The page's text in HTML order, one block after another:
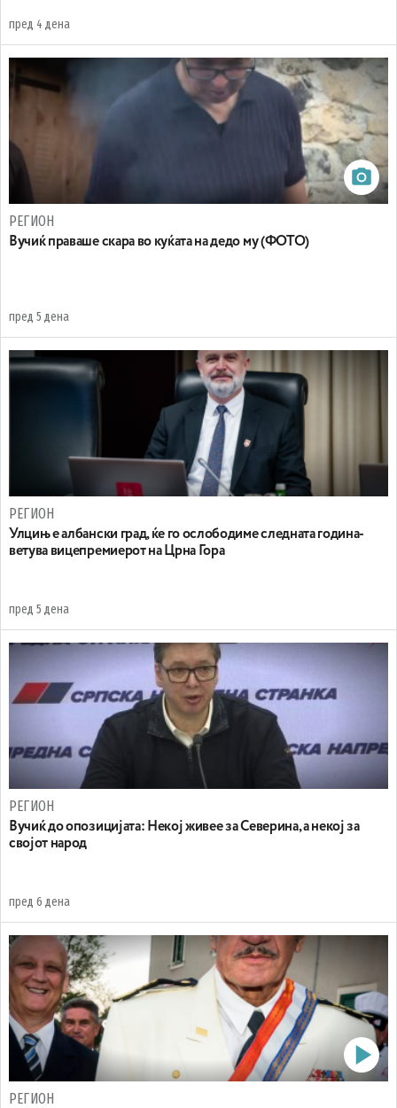
пред 4 дена
РЕГИОН
Вучиќ праваше скара во куќата на дедо му (ФОТО)
пред 5 дена
РЕГИОН
Улцињ е албански град, ќе го ослободиме следната година-
ветува вицепремиерот на Црна Гора
пред 5 дена
РЕГИОН
Вучиќ до опозицијата: Некој живее за Северина, а некој за
својот народ
пред 6 дена
РЕГИОН